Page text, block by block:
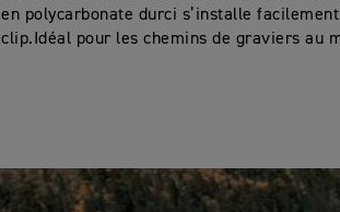
en polycarbonate durci s’installe
clip.Idéal pour les chemins de graviers au